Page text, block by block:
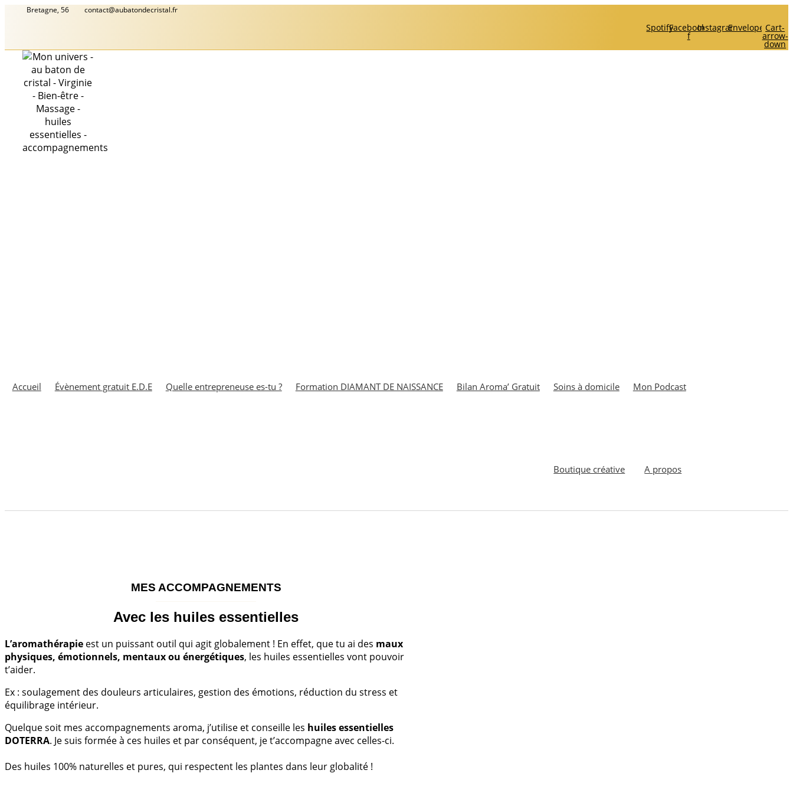
Bretagne, 56 contact@aubatondecristal.fr
SpotifyFacebook-
f
InstagramEnvelope Cart-
arrow-
down
Accueil Évènement gratuit E.D.E Quelle entrepreneuse es-tu ? Formation DIAMANT DE NAISSANCE Bilan Aroma’ Gratuit Soins à domicile Mon Podcast
Boutique créative A propos
MES ACCOMPAGNEMENTS
Avec les huiles essentielles
L’aromathérapie est un puissant outil qui agit globalement ! En effet, que tu ai des maux
physiques, émotionnels, mentaux ou énergétiques, les huiles essentielles vont pouvoir
t’aider.
Ex : soulagement des douleurs articulaires, gestion des émotions, réduction du stress et
équilibrage intérieur.
Quelque soit mes accompagnements aroma, j’utilise et conseille les huiles essentielles
DOTERRA. Je suis formée à ces huiles et par conséquent, je t’accompagne avec celles-ci.
Des huiles 100% naturelles et pures, qui respectent les plantes dans leur globalité !